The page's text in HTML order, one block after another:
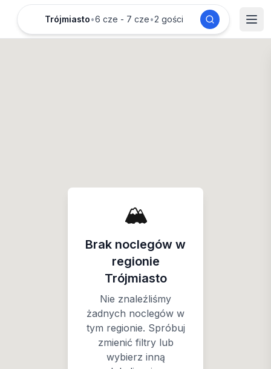
Trójmiasto•6 cze - 7 cze•2 gości
🏔️
Brak noclegów w
regionie
Trójmiasto
Nie znaleźliśmy
żadnych noclegów w
tym regionie. Spróbuj
zmienić filtry lub
wybierz inną